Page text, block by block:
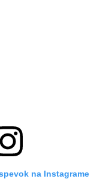
na Instagrame